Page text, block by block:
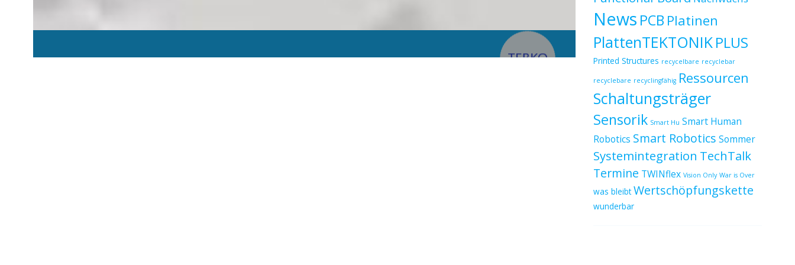
News PCB Platinen
PlattenTEKTONIK PLUS
Printed Structures recycelbare recyclebar
recyclebare recyclingfähig Ressourcen
Schaltungsträger
Sensorik Smart Hu Smart Human
Robotics Smart Robotics Sommer
Systemintegration TechTalk
Termine TWINflex Vision Only War is Over
was bleibt Wertschöpfungskette
wunderbar